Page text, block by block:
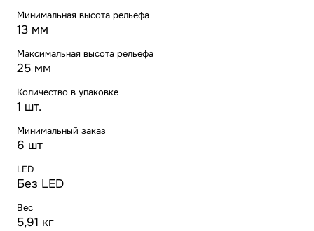
Минимальная высота рельефа
13 мм
Максимальная высота рельефа
25 мм
Количество в упаковке
1 шт.
Минимальный заказ
6 шт
LED
Без LED
Вес
5,91 кг